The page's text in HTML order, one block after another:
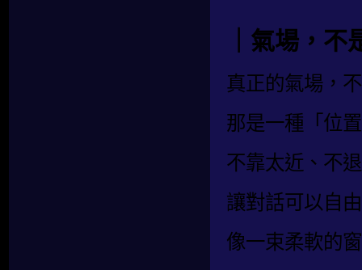
｜氣場，
真正的氣場，
那是一種「位
不靠太近、不
讓對話可以自
像一束柔軟的